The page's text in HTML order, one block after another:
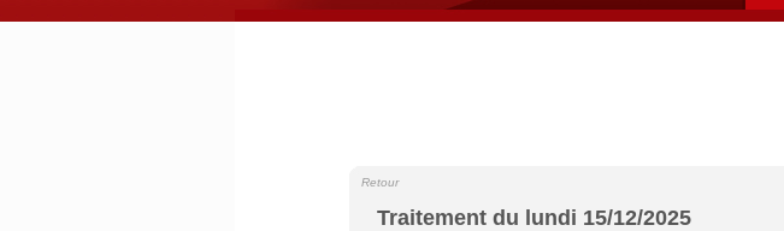
Traitement du lundi 15/12/2025
Retour